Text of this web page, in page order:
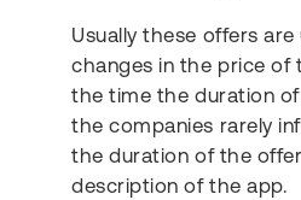
Usually these offers
changes in the price of
the time the duration
the companies rarely
the duration of the
description of the app.